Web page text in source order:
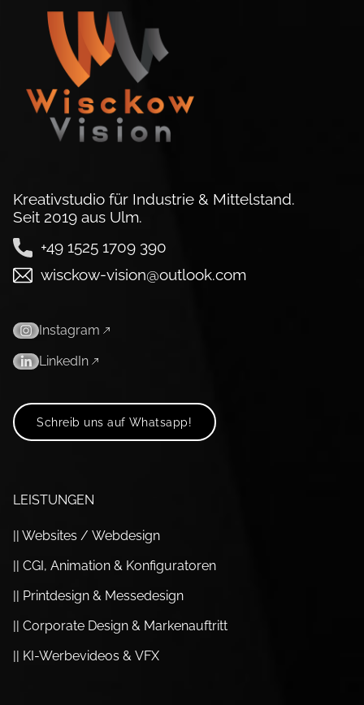
Kreativstudio für Industrie & Mittelstand.
Seit 2019 aus Ulm.
+49 1525 1709 390
wisckow-vision@outlook.com
Instagram
LinkedIn
Schreib uns auf Whatsapp!
LEISTUNGEN
|| Websites / Webdesign
|| CGI, Animation & Konfiguratoren
|| Printdesign & Messedesign
|| Corporate Design & Marken­auftritt
|| KI-Werbevideos & VFX